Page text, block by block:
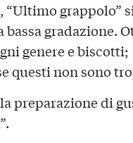
, “Ultimo grappolo”
bassa gradazione.
genere e biscotti;
questi non sono
preparazione di